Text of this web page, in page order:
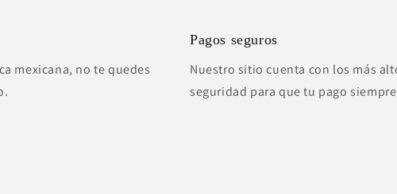
mexicana, no te quedes
Pagos seguros
Nuestro sitio cuenta con los más
seguridad para que tu pago